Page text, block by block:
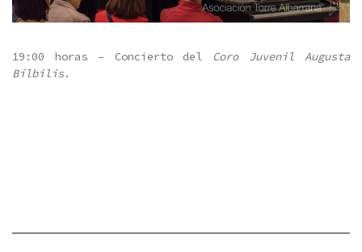
19:00 horas – Concierto del Coro Juvenil Augusta
Bílbilis.